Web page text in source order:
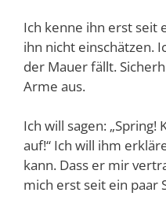
Ich kenne ihn erst seit
ihn nicht einschätzen.
der Mauer fällt.
Arme aus.
Ich will sagen: „Spring!
auf!“ Ich will ihm
kann. Dass er mir
mich erst seit ein paar